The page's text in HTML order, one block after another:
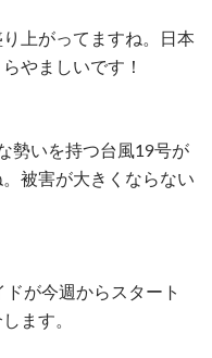
上がってますね。日本
やましいです！
勢いを持つ台風19号が
被害が大きくならない
が今週からスタート
ます。